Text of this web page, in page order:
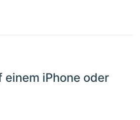
einem iPhone oder